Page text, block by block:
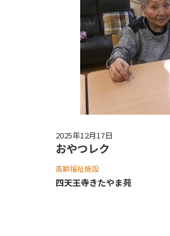
2025年12月17日
おやつレク
高齢福祉施設
四天王寺きたやま苑